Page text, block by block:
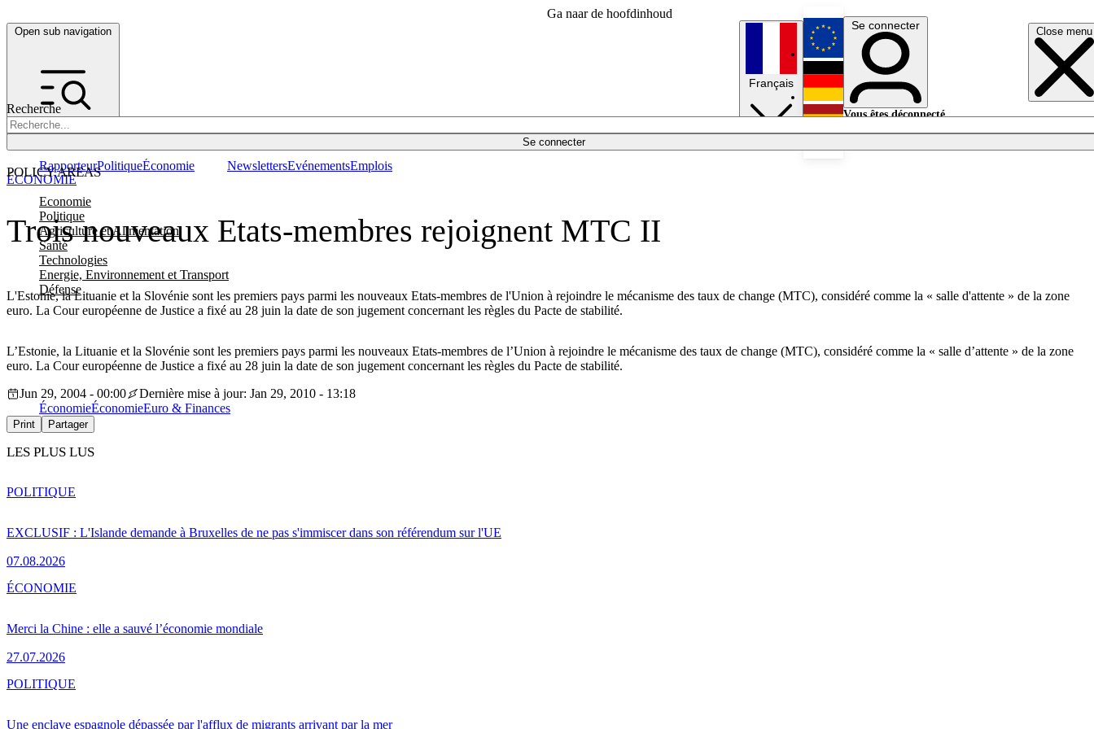
Ga naar de hoofdinhoud
Open sub navigation Close menu
Recherche
Se connecter
POLICY AREAS
Economie
Politique
Agriculture et Alimentation
Santé
Technologies
Energie, Environnement et Transport
Défense
RapporteurPolitiqueÉconomie NewslettersEvénementsEmplois
Français
English
Deutsch
Se connecter
Vous êtes déconnecté.
Trois nouveaux Etats-membres rejoignent MTC II
L'Estonie, la Lituanie et la Slovénie sont les premiers pays parmi les nouveaux Etats-membres de l'Union à rejoindre le mécanisme des taux de change (MTC), considéré comme la « salle d'attente » de la zone
euro. La Cour européenne de Justice a fixé au 28 juin la date de son jugement concernant les règles du Pacte de stabilité.
ÉCONOMIE
L’Estonie, la Lituanie et la Slovénie sont les premiers pays parmi les nouveaux Etats-membres de l’Union à rejoindre le mécanisme des taux de change (MTC), considéré comme la « salle d’attente » de la zone
euro. La Cour européenne de Justice a fixé au 28 juin la date de son jugement concernant les règles du Pacte de stabilité.
Jun 29, 2004 - 00:00
Dernière mise à jour: Jan 29, 2010 - 13:18
ÉconomieÉconomieEuro & Finances
Print Partager
LES PLUS LUS
EXCLUSIF : L'Islande demande à Bruxelles de ne pas s'immiscer dans son référendum sur l'UE
07.08.2026
POLITIQUE
Merci la Chine : elle a sauvé l’économie mondiale
27.07.2026
ÉCONOMIE
Une enclave espagnole dépassée par l'afflux de migrants arrivant par la mer
POLITIQUE